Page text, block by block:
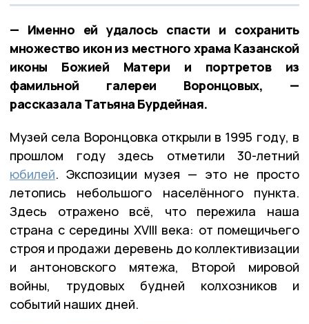
— Именно ей удалось спасти и сохранить
множество икон из местного храма Казанской
иконы Божией Матери и портретов из
фамильной галереи Воронцовых, —
рассказала Татьяна Бурдейная.
Музей села Воронцовка открыли в 1995 году, в
прошлом году здесь отметили 30-летний
юбилей. Экспозиции музея — это не просто
летопись небольшого населённого пункта.
Здесь отражено всё, что пережила наша
страна с середины XVIII века: от помещичьего
строя и продажи деревень до коллективизации
и антоновского мятежа, Второй мировой
войны, трудовых будней колхозников и
событий наших дней.